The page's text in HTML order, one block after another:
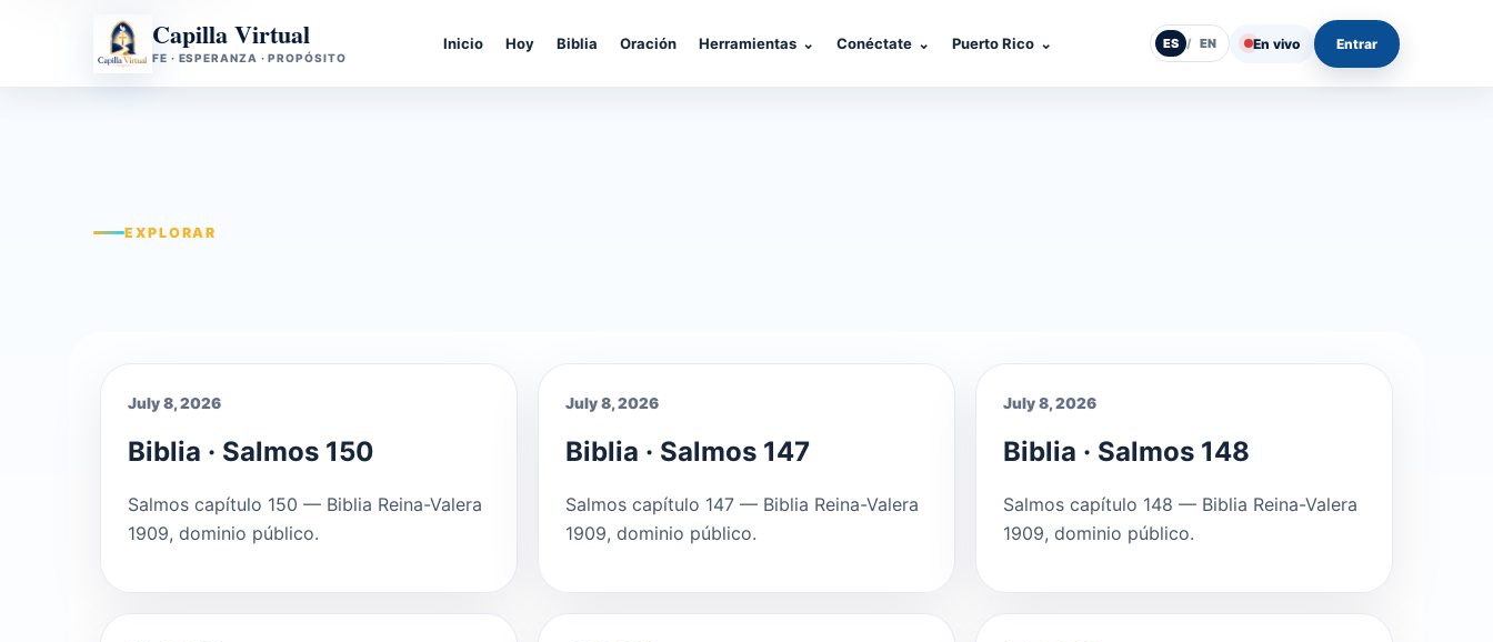
Capilla Virtual
FE · ESPERANZA · PROPÓSITO
Inicio Hoy Biblia Oración Herramientas ⌄ Conéctate ⌄ Puerto Rico ⌄ ES / EN En vivo Entrar
EXPLORAR
July 8, 2026
Biblia · Salmos 150
Salmos capítulo 150 — Biblia Reina-Valera
1909, dominio público.
July 8, 2026
Biblia · Salmos 147
Salmos capítulo 147 — Biblia Reina-Valera
1909, dominio público.
July 8, 2026
Biblia · Salmos 148
Salmos capítulo 148 — Biblia Reina-Valera
1909, dominio público.